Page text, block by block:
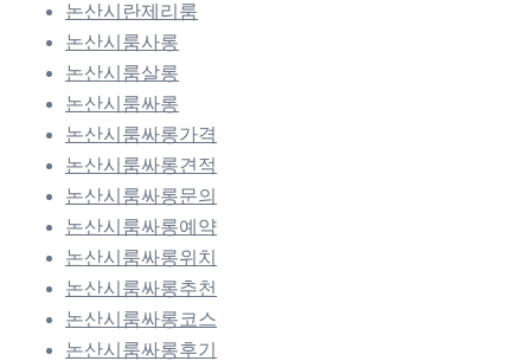
논산시란제리룸
논산시룸사롱
논산시룸살롱
논산시룸싸롱
논산시룸싸롱가격
논산시룸싸롱견적
논산시룸싸롱문의
논산시룸싸롱예약
논산시룸싸롱위치
논산시룸싸롱추천
논산시룸싸롱코스
논산시룸싸롱후기